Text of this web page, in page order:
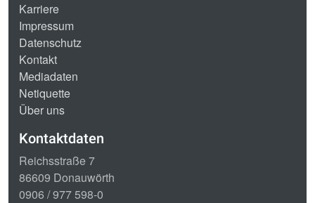
Karriere
Impressum
Datenschutz
Kontakt
Mediadaten
Netiquette
Über uns
Kontaktdaten
Reichsstraße 7
86609 Donauwörth
0906 / 977 598-0